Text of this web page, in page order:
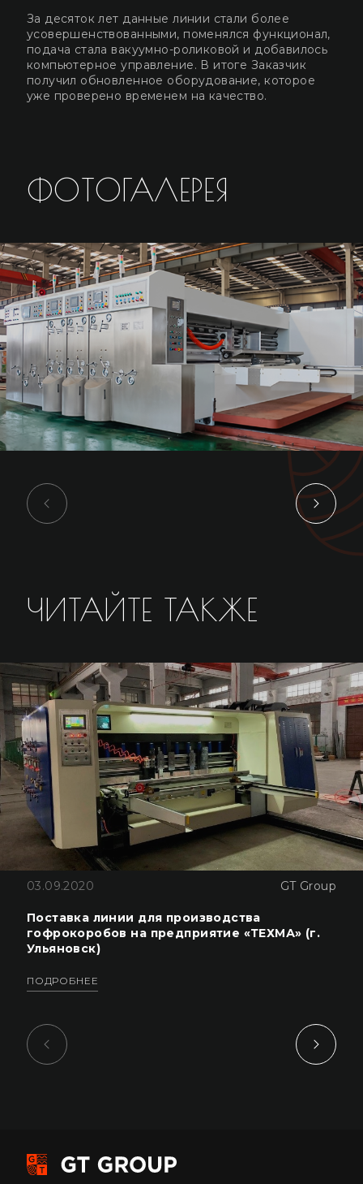
За десяток лет данные линии стали более
усовершенствованными, поменялся функционал,
подача стала вакуумно-роликовой и добавилось
компьютерное управление. В итоге Заказчик
получил обновленное оборудование, которое
уже проверено временем на качество.
ФОТОГАЛЕРЕЯ
ЧИТАЙТЕ ТАКЖЕ
03.09.2020 GT Group
Поставка линии для производства
гофрокоробов на предприятие «ТЕХМА» (г.
Ульяновск)
ПОДРОБНЕЕ